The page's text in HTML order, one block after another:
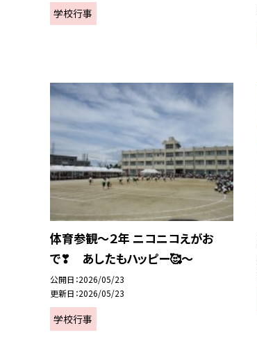
学校行事
体育参観～２年 ニコニコえがお
で❣ あしたもハッピー🥰～
公開日 2026/05/23
更新日 2026/05/23
学校行事